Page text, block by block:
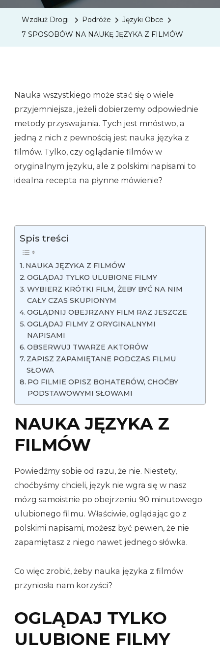
Wzdłuż Drogi Podróże
Języki Obce
7 SPOSOBÓW NA NAUKĘ JĘZYKA Z FILMÓW
Nauka wszystkiego może stać się o wiele
przyjemniejsza, jeżeli dobierzemy odpowiednie
metody przyswajania. Tych jest mnóstwo, a
jedną z nich z pewnością jest nauka języka z
filmów. Tylko, czy oglądanie filmów w
oryginalnym języku, ale z polskimi napisami to
idealna recepta na płynne mówienie?
Spis treści
NAUKA JĘZYKA Z FILMÓW
OGLĄDAJ TYLKO ULUBIONE FILMY
WYBIERZ KRÓTKI FILM, ŻEBY BYĆ NA NIM
CAŁY CZAS SKUPIONYM
OGLĄDNIJ OBEJRZANY FILM RAZ JESZCZE
OGLĄDAJ FILMY Z ORYGINALNYMI
NAPISAMI
OBSERWUJ TWARZE AKTORÓW
ZAPISZ ZAPAMIĘTANE PODCZAS FILMU
SŁOWA
PO FILMIE OPISZ BOHATERÓW, CHOĆBY
PODSTAWOWYMI SŁOWAMI
NAUKA JĘZYKA Z
FILMÓW
Powiedźmy sobie od razu, że nie. Niestety,
choćbyśmy chcieli, język nie wgra się w nasz
mózg samoistnie po obejrzeniu 90 minutowego
ulubionego filmu. Właściwie, oglądając go z
polskimi napisami, możesz być pewien, że nie
zapamiętasz z niego nawet jednego słówka.
Co więc zrobić, żeby nauka języka z filmów
przyniosła nam korzyści?
OGLĄDAJ TYLKO
ULUBIONE FILMY